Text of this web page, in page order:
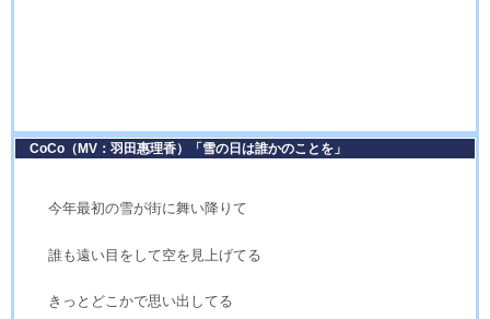
CoCo（MV：羽田惠理香）「雪の日は誰かのことを」
今年最初の雪が街に舞い降りて
誰も遠い目をして空を見上げてる
きっとどこかで思い出してる